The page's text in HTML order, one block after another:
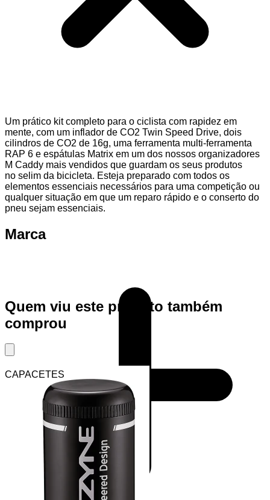
CAPACETES
Um prático kit completo para o ciclista com rapidez em
mente, com um inflador de CO2 Twin Speed Drive, dois
cilindros de CO2 de 16g, uma ferramenta multi-ferramenta
RAP 6 e espátulas Matrix em um dos nossos organizadores
M Caddy mais vendidos que guardam os seus produtos
no selim da bicicleta. Esteja preparado com todos os
elementos essenciais necessários para uma competição ou
qualquer situação em que um reparo rápido e o conserto do
pneu sejam essenciais.
Marca
Quem viu este produto também
comprou